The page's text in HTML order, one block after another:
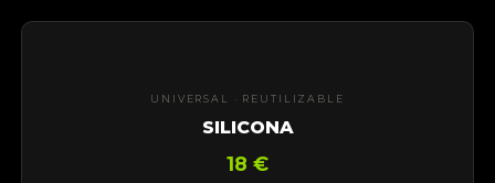
UNIVERSAL · REUTILIZABLE
SILICONA
18 €